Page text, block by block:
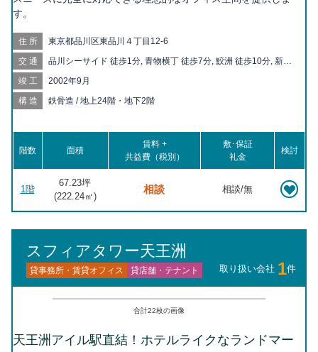
す。
住所 東京都品川区東品川４丁目12-6
交通
品川シーサイド 徒歩1分, 青物横丁 徒歩7分, 鮫洲 徒歩10分, 新馬
徒歩19分, 北品川 徒歩20分, 大井競馬場前 徒歩20分
竣工 2002年9月
構造 鉄骨造 / 地上24階・地下2階
階数 面積
賃料 +
共益費（税別）
敷･保証
礼金
検討
1階
67.23坪
(222.24㎡)
相談 相談/無
スフィアタワー天王洲
貸事務所・賃貸オフィス 貸店舗・テナント 取り扱い会社 1件
合計22枚の画像
天王洲アイル駅直結！ホテルライクなランドマー